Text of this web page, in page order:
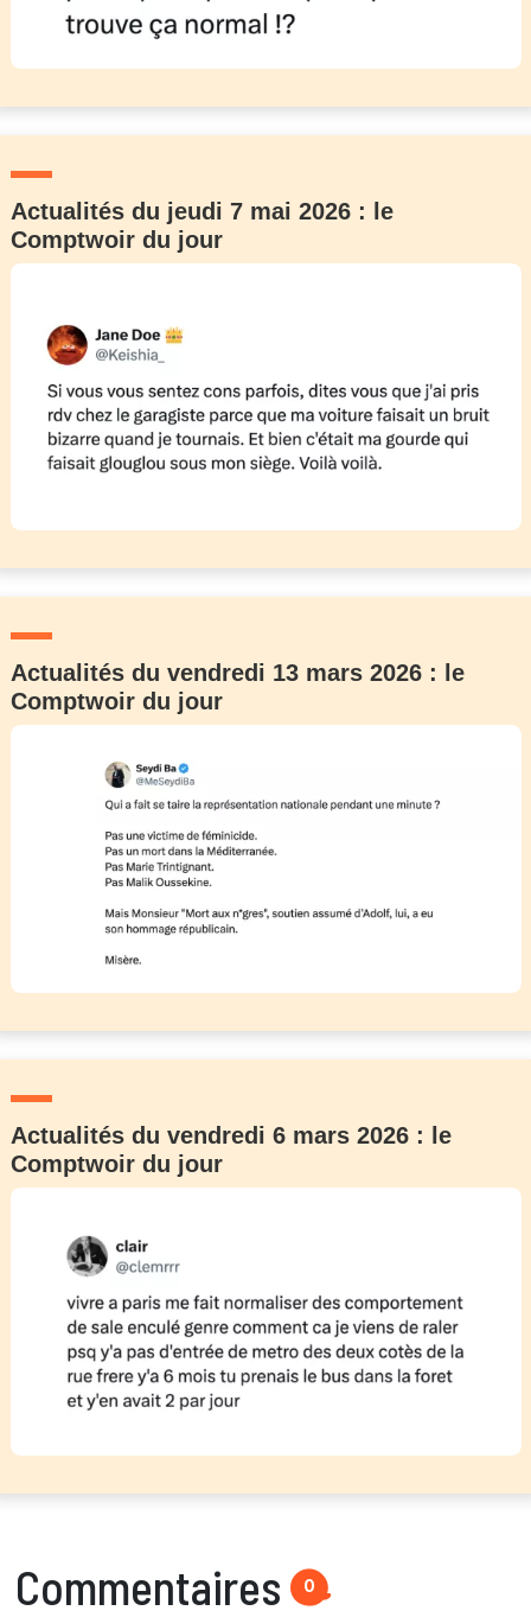
Actualités du jeudi 7 mai 2026 : le
Comptwoir du jour
Actualités du vendredi 13 mars 2026 : le
Comptwoir du jour
Actualités du vendredi 6 mars 2026 : le
Comptwoir du jour
Commentaires 0